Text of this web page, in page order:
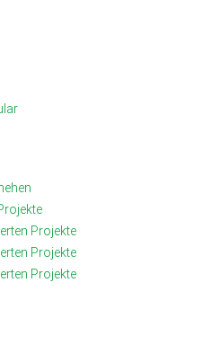
Projekte
Projekte
Projekte